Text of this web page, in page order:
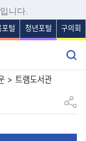
니다.
털 청년포털 구의회
> 트램도서관
공유하